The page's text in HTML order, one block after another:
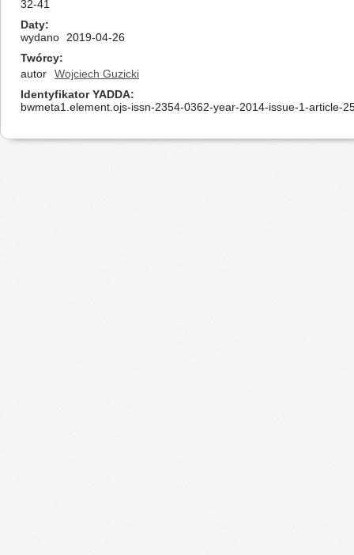
32-41
Daty
wydano
2019-04-26
Twórcy
autor
Wojciech Guzicki
Identyfikator YADDA
bwmeta1.element.ojs-issn-2354-0362-year-2014-issue-1-article-